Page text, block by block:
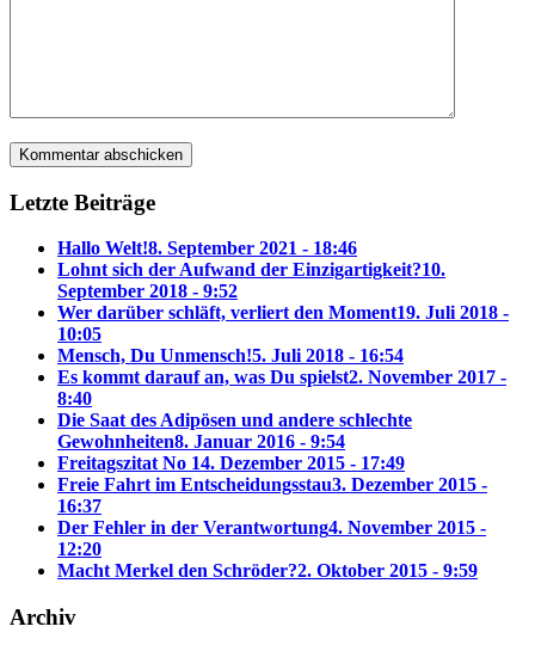
Letzte Beiträge
Hallo Welt!8. September 2021 - 18:46
Lohnt sich der Aufwand der Einzigartigkeit?10.
September 2018 - 9:52
Wer darüber schläft, verliert den Moment19. Juli 2018 -
10:05
Mensch, Du Unmensch!5. Juli 2018 - 16:54
Es kommt darauf an, was Du spielst2. November 2017 -
8:40
Die Saat des Adipösen und andere schlechte
Gewohnheiten8. Januar 2016 - 9:54
Freitagszitat No 14. Dezember 2015 - 17:49
Freie Fahrt im Entscheidungsstau3. Dezember 2015 -
16:37
Der Fehler in der Verantwortung4. November 2015 -
12:20
Macht Merkel den Schröder?2. Oktober 2015 - 9:59
Archiv